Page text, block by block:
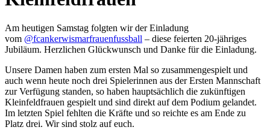
Am heutigen Samstag folgten wir der Einladung
vom @fcankerwismarfrauenfussball – diese feierten 20-jähriges
Jubiläum. Herzlichen Glückwunsch und Danke für die Einladung.
Unsere Damen haben zum ersten Mal so zusammengespielt und
auch wenn heute noch drei Spielerinnen aus der Ersten Mannschaft
zur Verfügung standen, so haben hauptsächlich die zukünftigen
Kleinfeldfrauen gespielt und sind direkt auf dem Podium gelandet.
Im letzten Spiel fehlten die Kräfte und so reichte es am Ende zu
Platz drei. Wir sind stolz auf euch.